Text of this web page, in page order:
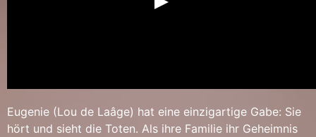
Eugenie (Lou de Laâge) hat eine einzigartige Gabe: Sie
hört und sieht die Toten. Als ihre Familie ihr Geheimnis